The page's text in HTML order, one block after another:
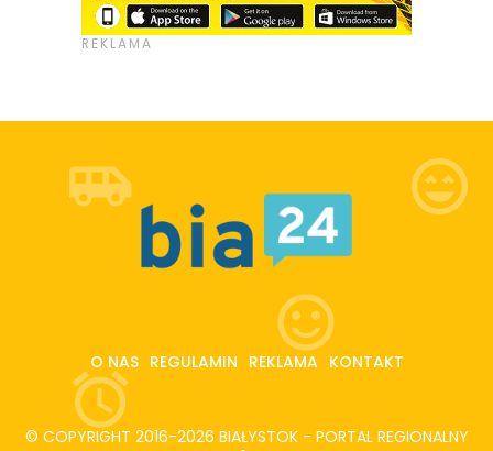
O NAS REGULAMIN REKLAMA KONTAKT
© COPYRIGHT 2016-2026 BIAŁYSTOK - PORTAL REGIONALNY